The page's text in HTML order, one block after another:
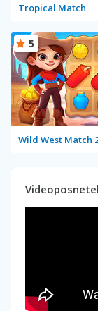
Tropical Match
5